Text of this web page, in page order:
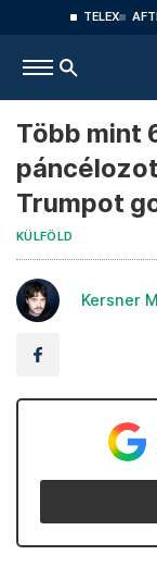
TELEX
Több mint
Trumpot
KÜLFÖLD
Kersner